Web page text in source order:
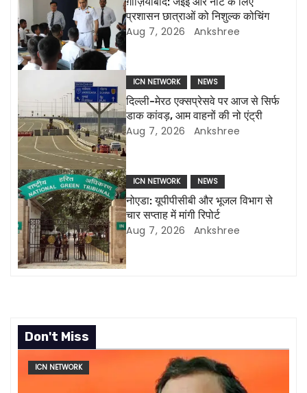
i
g
t
i
o
n
प्रशासन छात्राओं को निशुल्क कोचिंग
Aug 7, 2026 Ankshree
ICN NETWORK NEWS
दिल्ली-मेरठ एक्सप्रेसवे पर आज से सिर्फ
डाक कांवड़, आम वाहनों की नो एंट्री
Aug 7, 2026 Ankshree
ICN NETWORK NEWS
नोएडा: यूपीपीसीबी और भूजल विभाग से
चार सप्ताह में मांगी रिपोर्ट
Aug 7, 2026 Ankshree
Don't Miss
ICN NETWORK